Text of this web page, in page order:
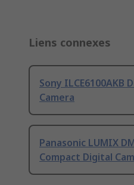
Liens connexes
Sony ILCE6100AKB
Camera
Panasonic LUMIX
Compact Digital